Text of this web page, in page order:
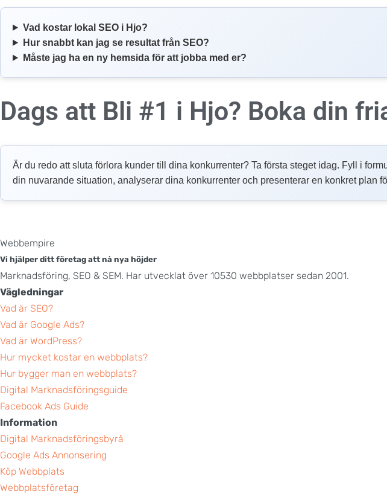
Vad kostar lokal SEO i Hjo?
Hur snabbt kan jag se resultat från SEO?
Måste jag ha en ny hemsida för att jobba med er?
Dags att Bli #1 i Hjo? Boka din
Är du redo att sluta förlora kunder till dina konkurrenter? Ta första steget idag. Fyll i
din nuvarande situation, analyserar dina konkurrenter och presenterar en konkret plan
Webbempire
Vi hjälper ditt företag att nå nya höjder
Marknadsföring, SEO & SEM. Har utvecklat över 10530 webbplatser sedan 2001.
Vägledningar
Vad är SEO?
Vad är Google Ads?
Vad är WordPress?
Hur mycket kostar en webbplats?
Hur bygger man en webbplats?
Digital Marknadsföringsguide
Facebook Ads Guide
Information
Digital Marknadsföringsbyrå
Google Ads Annonsering
Köp Webbplats
Webbplatsföretag